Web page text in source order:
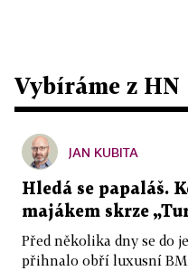
Vybíráme z HN
JAN KUBITA
Hledá se papaláš.
majákem skrze
Před několika dny se do
přihnalo obří luxusní